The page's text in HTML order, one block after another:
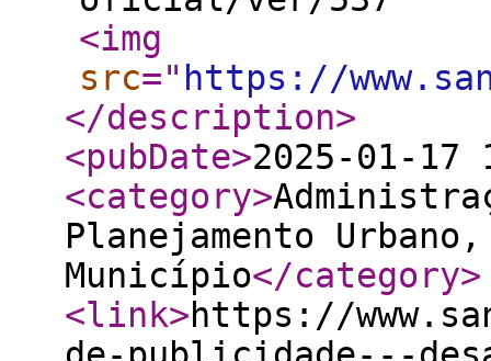
<img
src=" https://
</description>
<pubDate>2025-01-17
<category>
Planejamento
Município</category>
<link>https://